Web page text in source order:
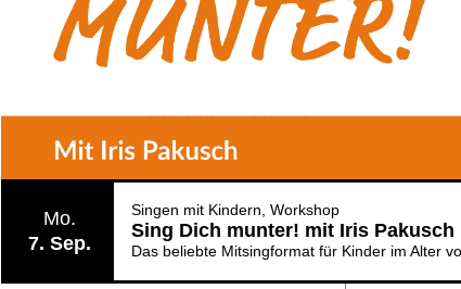
Mo.
7 Sep.
Singen mit Kindern Workshop
Sing Dich munter! mit Iris Pakusch